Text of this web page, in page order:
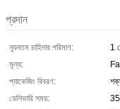
প্রদান
ন্যূনতম চাহিদার পরিমাণ:
1
মূল্য:
প্যাকেজিং বিবরণ:
ডেলিভারি সময়: